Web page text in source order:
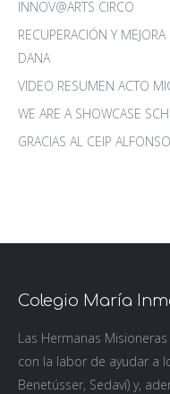
INNOV@ARTS CIRCO
RECUPERACIÓN Y
DANA
VIDEO RESUMEN ACTO
WE ARE A SHOWCASE
GRACIAS AL CEIP
Colegio María
Las Hermanas
con la labor de ayudar a
Benetússer, Sedaví) y,